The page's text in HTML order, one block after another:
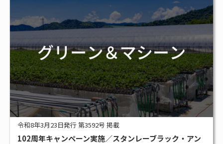
令和8年3月23日発行 第3592号 掲載
102周年キャンペーン実施／スタンレーブラック・アン